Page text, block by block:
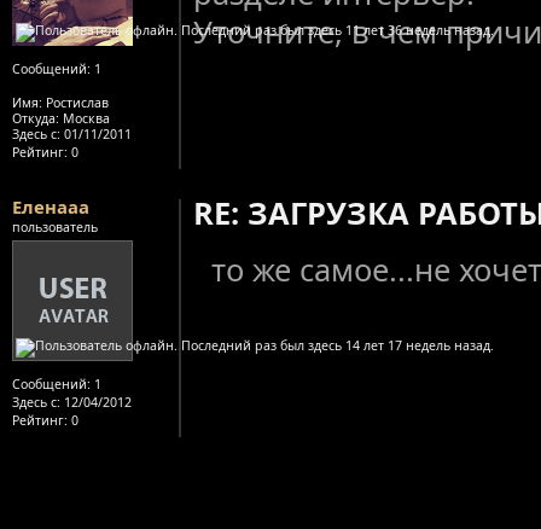
Сообщений: 1
Имя: Ростислав
Откуда: Москва
Здесь с: 01/11/2011
Рейтинг: 0
Уточните, в чем
Еленааа
пользователь
Сообщений: 1
Здесь с: 12/04/2012
Рейтинг: 0
RE: ЗАГРУЗКА
то же самое...не